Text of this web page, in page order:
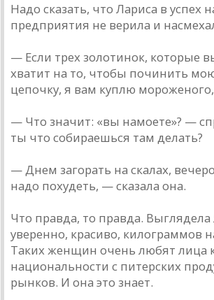
Надо сказать, что Лариса в успех
предприятия не верила и
— Если трех золотинок, которые
хватит на то, чтобы починить
цепочку, я вам куплю
— Что значит: «вы намоете»? —
ты что собираешься там делать?
— Днем загорать на скалах,
надо похудеть, — сказала она.
Что правда, то правда.
уверенно, красиво, килограммов
Таких женщин очень любят лица
национальности с питерских
рынков. И она это знает.